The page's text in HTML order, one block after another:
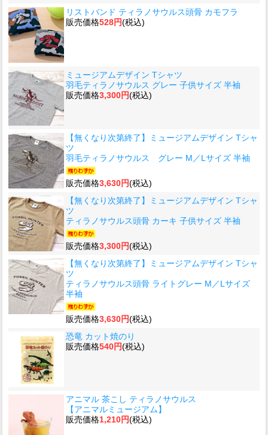
リストバンド ティラノサウルス頭骨 カモフラ
販売価格528円(税込)
ミュージアムデザイン Tシャツ
羽毛ティラノサウルス グレー 子供サイズ 半袖
販売価格3,300円(税込)
【無くなり次第終了】ミュージアムデザイン Tシャ
ツ
羽毛ティラノサウルス グレー M／Lサイズ 半袖
販売価格3,630円(税込)
【無くなり次第終了】ミュージアムデザイン Tシャ
ツ
ティラノサウルス頭骨 カーキ 子供サイズ 半袖
販売価格3,300円(税込)
【無くなり次第終了】ミュージアムデザイン Tシャ
ツ
ティラノサウルス頭骨 ライトグレー M／Lサイズ
半袖
販売価格3,630円(税込)
恐竜 カット焼のり
販売価格540円(税込)
アニマル 茶こし ティラノサウルス
【アニマルミュージアム】
販売価格1,210円(税込)